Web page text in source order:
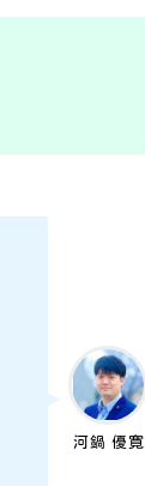
河鍋 優寛